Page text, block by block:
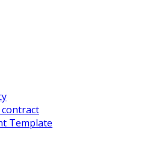
Template